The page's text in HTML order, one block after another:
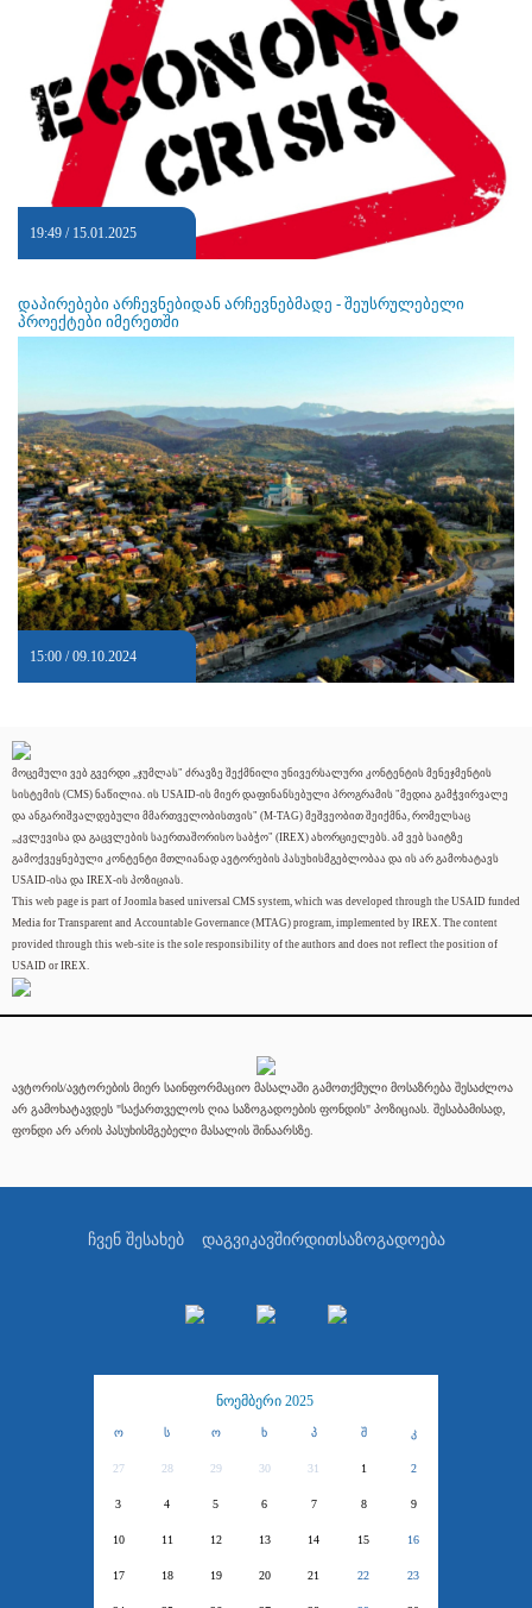
19:49 / 15.01.2025
დაპირებები არჩევნებიდან არჩევნებმადე - შეუსრულებელი
პროექტები იმერეთში
15:00 / 09.10.2024
მოცემული ვებ გვერდი „ჯუმლას" ძრავზე შექმნილი უნივერსალური კონტენტის მენეჯმენტის
სისტემის (CMS) ნაწილია. ის USAID-ის მიერ დაფინანსებული პროგრამის "მედია გამჭვირვალე
და ანგარიშვალდებული მმართველობისთვის" (M-TAG) მეშვეობით შეიქმნა, რომელსაც
„კვლევისა და გაცვლების საერთაშორისო საბჭო" (IREX) ახორციელებს. ამ ვებ საიტზე
გამოქვეყნებული კონტენტი მთლიანად ავტორების პასუხისმგებლობაა და ის არ გამოხატავს
USAID-ისა და IREX-ის პოზიციას.
This web page is part of Joomla based universal CMS system, which was developed through the USAID funded
Media for Transparent and Accountable Governance (MTAG) program, implemented by IREX. The content
provided through this web-site is the sole responsibility of the authors and does not reflect the position of
USAID or IREX.
ავტორის/ავტორების მიერ საინფორმაციო მასალაში გამოთქმული მოსაზრება შესაძლოა
არ გამოხატავდეს "საქართველოს ღია საზოგადოების ფონდის" პოზიციას. შესაბამისად,
ფონდი არ არის პასუხისმგებელი მასალის შინაარსზე.
ჩვენ შესახებ დაგვიკავშირდითსაზოგადოება
ნოემბერი 2025
ო ს ო ხ პ შ კ
27 28 29 30 31 1 2
3 4 5 6 7 8 9
10 11 12 13 14 15 16
17 18 19 20 21 22 23